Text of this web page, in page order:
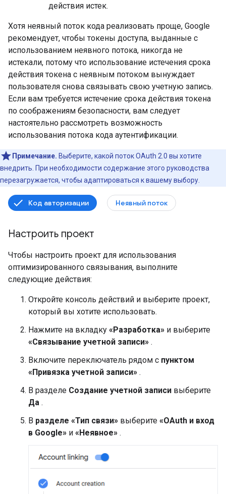
действия истек.
Хотя неявный поток кода реализовать проще, Google
рекомендует, чтобы токены доступа, выданные с
использованием неявного потока, никогда не
истекали, потому что использование истечения срока
действия токена с неявным потоком вынуждает
пользователя снова связывать свою учетную запись.
Если вам требуется истечение срока действия токена
по соображениям безопасности, вам следует
настоятельно рассмотреть возможность
использования потока кода аутентификации.
Примечание. Выберите, какой поток OAuth 2.0 вы хотите
внедрить. При необходимости содержание этого руководства
перезагружается, чтобы адаптироваться к вашему выбору.
Код авторизации Неявный поток
Настроить проект
Чтобы настроить проект для использования
оптимизированного связывания, выполните
следующие действия:
Откройте консоль действий и выберите проект,
который вы хотите использовать.
Нажмите на вкладку «Разработка» и выберите
«Связывание учетной записи» .
Включите переключатель рядом с пунктом
«Привязка учетной записи» .
В разделе Создание учетной записи выберите
Да .
В разделе «Тип связи» выберите «OAuth и вход
в Google» и «Неявное» .